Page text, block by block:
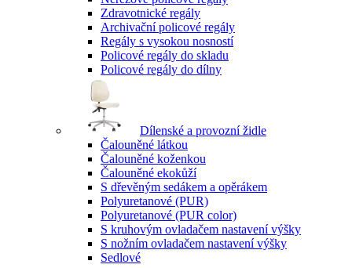
Zdravotnické regály
Archivační policové regály
Regály s vysokou nosností
Policové regály do skladu
Policové regály do dílny
Dílenské a provozní židle
Čalouněné látkou
Čalouněné koženkou
Čalouněné ekokůží
S dřevěným sedákem a opěrákem
Polyuretanové (PUR)
Polyuretanové (PUR color)
S kruhovým ovladačem nastavení výšky
S nožním ovladačem nastavení výšky
Sedlové